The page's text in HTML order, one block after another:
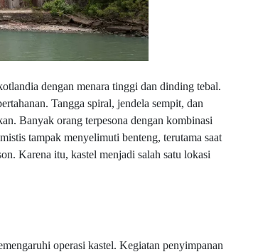
dengan menara tinggi dan dinding tebal.
Tangga spiral, jendela sempit, dan
Banyak orang terpesona dengan kombinasi
tampak menyelimuti benteng, terutama saat
Karena itu, kastel menjadi salah satu lokasi
operasi kastel. Kegiatan penyimpanan